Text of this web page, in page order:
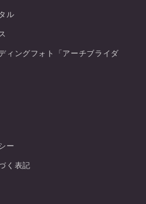
ル
ィングフォト「アーチブライダ
ー
く表記